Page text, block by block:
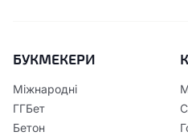
БУКМЕКЕРИ
Міжнародні
ГГБет
Бетон